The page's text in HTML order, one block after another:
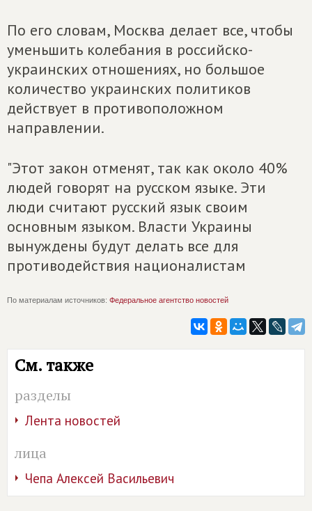
По его словам, Москва делает все, чтобы
уменьшить колебания в российско-
украинских отношениях, но большое
количество украинских политиков
действует в противоположном
направлении.
"Этот закон отменят, так как около 40%
людей говорят на русском языке. Эти
люди считают русский язык своим
основным языком. Власти Украины
вынуждены будут делать все для
противодействия националистам
По материалам источников: Федеральное агентство новостей
См. также
разделы
Лента новостей
лица
Чепа Алексей Васильевич